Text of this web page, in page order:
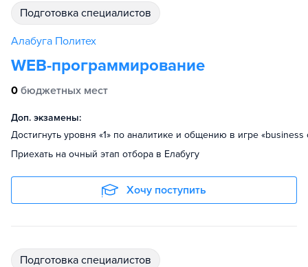
подготовка специалистов
Алабуга Политех
WEB-программирование
0 бюджетных мест
Доп. экзамены:
Достигнуть уровня «1» по аналитике и общению в игре «business
Приехать на очный этап отбора в Елабугу
Хочу поступить
подготовка специалистов